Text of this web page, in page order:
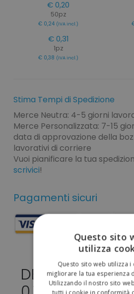
€ 0,20
50pz
€ 0,24 (IVA incl.)
€ 0,31
1pz
€ 0,38 (IVA incl.)
Stima Tempi di Spedizione
Merce Neutra: 4-5 giorni
Merce Personalizzata: 7-15
data di approvazione della
lavorativi di corriere
Vuoi pianificare la tua
scrivici!
Pagamenti sicuri
DERI da
Questo sito
utilizza
Questo sito web utilizza i
migliorare la tua esperienza
Utilizzando il nostro sito